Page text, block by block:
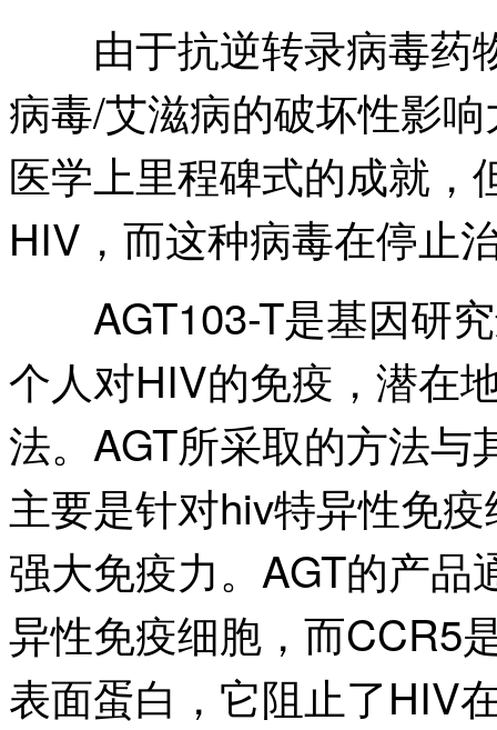
由于抗逆转录病毒药
病毒/艾滋病的破坏性影
医学上里程碑式的成就，
HIV，而这种病毒在停止
AGT103-T是基因研究
个人对HIV的免疫，潜在
法。AGT所采取的方法与
主要是针对hiv特异性免
强大免疫力。AGT的产
异性免疫细胞，而CCR5
表面蛋白，它阻止了HIV